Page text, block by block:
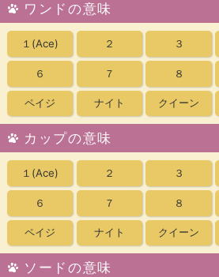
ワンドの意味
１ (Ace) ２ ３
６ ７ ８
ペイジ ナイト クイーン
カップの意味
１ (Ace) ２ ３
６ ７ ８
ペイジ ナイト クイーン
ソードの意味